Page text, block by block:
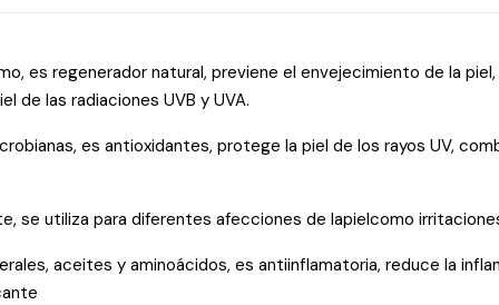
es regenerador natural, previene el envejecimiento de la
de las radiaciones UVB y UVA.
es antioxidantes, protege la piel de los rayos UV,
se utiliza para diferentes afecciones de lapielcomo
aceites y aminoácidos, es antiinflamatoria, reduce la